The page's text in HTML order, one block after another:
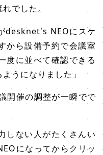
でした。
desknet's NEOにスケ
から設備予約で会議室
度に並べて確認できる
うになりました」
開催の調整が一瞬でで
しない人がたくさんい
になってからクリッ